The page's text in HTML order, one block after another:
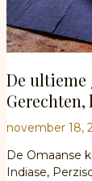
De ultieme
november 18,
De Omaanse
Indiase,